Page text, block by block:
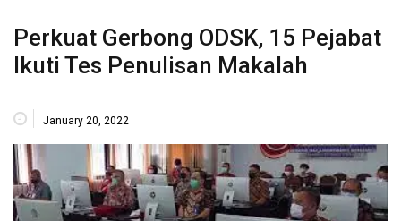
Perkuat Gerbong ODSK, 15 Pejabat
Ikuti Tes Penulisan Makalah
January 20, 2022